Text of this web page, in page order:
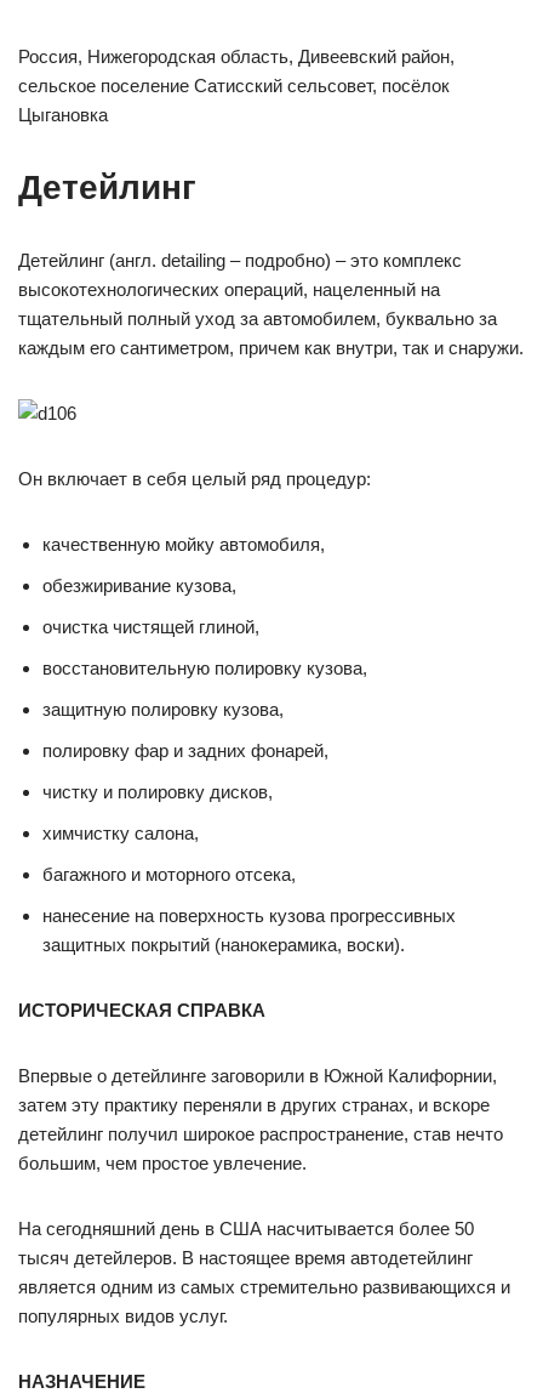
Россия, Нижегородская область, Дивеевский район,
сельское поселение Сатисский сельсовет, посёлок
Цыгановка
Детейлинг
Детейлинг (англ. detailing – подробно) – это комплекс
высокотехнологических операций, нацеленный на
тщательный полный уход за автомобилем, буквально за
каждым его сантиметром, причем как внутри, так и снаружи.
Он включает в себя целый ряд процедур:
качественную мойку автомобиля,
обезжиривание кузова,
очистка чистящей глиной,
восстановительную полировку кузова,
защитную полировку кузова,
полировку фар и задних фонарей,
чистку и полировку дисков,
химчистку салона,
багажного и моторного отсека,
нанесение на поверхность кузова прогрессивных
защитных покрытий (нанокерамика, воски).
ИСТОРИЧЕСКАЯ СПРАВКА
Впервые о детейлинге заговорили в Южной Калифорнии,
затем эту практику переняли в других странах, и вскоре
детейлинг получил широкое распространение, став нечто
большим, чем простое увлечение.
На сегодняшний день в США насчитывается более 50
тысяч детейлеров. В настоящее время автодетейлинг
является одним из самых стремительно развивающихся и
популярных видов услуг.
НАЗНАЧЕНИЕ